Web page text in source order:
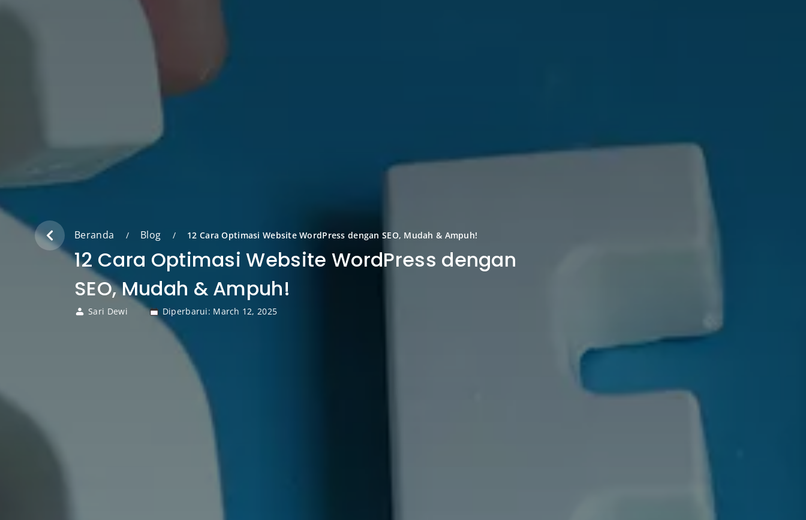
Beranda / Blog / 12 Cara Optimasi Website WordPress dengan SEO, Mudah & Ampuh!
12 Cara Optimasi Website WordPress dengan
SEO, Mudah & Ampuh!
Sari Dewi Diperbarui: March 12, 2025